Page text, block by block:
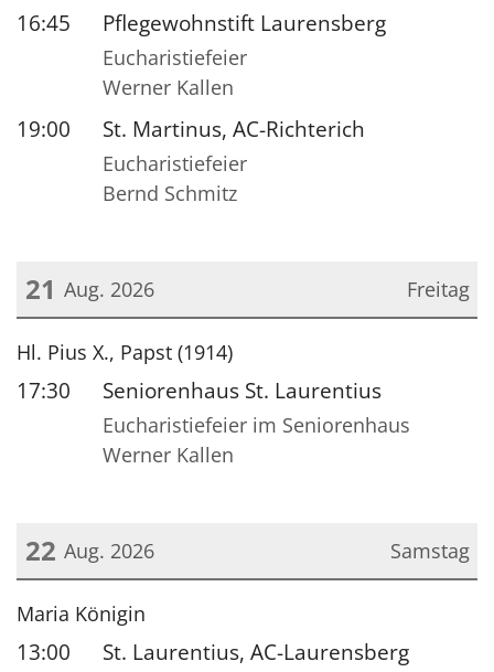
16:45 Pflegewohnstift Laurensberg
Eucharistiefeier
Werner Kallen
19:00 St. Martinus, AC-Richterich
Eucharistiefeier
Bernd Schmitz
Freitag
21 Aug. 2026
Datum: 21. August 2026
Hl. Pius X., Papst (1914)
17:30 Seniorenhaus St. Laurentius
Eucharistiefeier im Seniorenhaus
Werner Kallen
Samstag
22 Aug. 2026
Datum: 22. August 2026
Maria Königin
13:00 St. Laurentius, AC-Laurensberg